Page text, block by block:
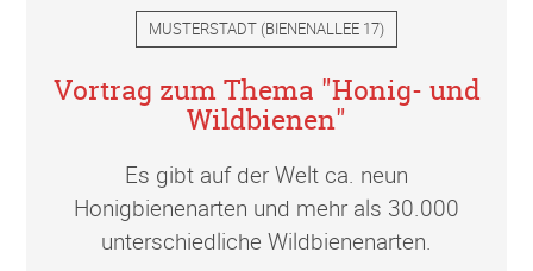
MUSTERSTADT (BIENENALLEE 17)
Vortrag zum Thema "Honig- und
Wildbienen"
Es gibt auf der Welt ca. neun
Honigbienenarten und mehr als 30.000
unterschiedliche Wildbienenarten.